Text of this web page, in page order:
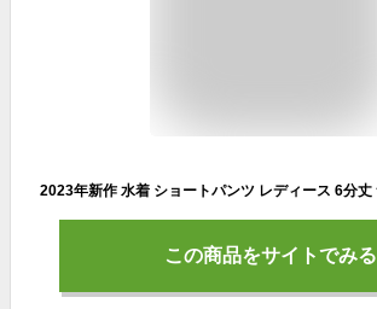
この商品をサイトでみる